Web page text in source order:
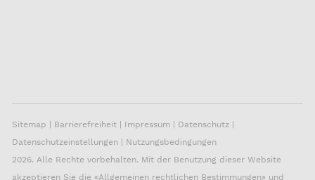
Sitemap | Barrierefreiheit | Impressum | Datenschutz |
Datenschutzeinstellungen | Nutzungsbedingungen
2026. Alle Rechte vorbehalten. Mit der Benutzung dieser Website
akzeptieren Sie die «Allgemeinen rechtlichen Bestimmungen» und